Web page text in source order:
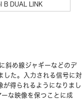
B DUAL LINK
斜め線ジャギーなどのデ
した。入力される信号に対
が得られるようになりまし
な映像を保つことに成